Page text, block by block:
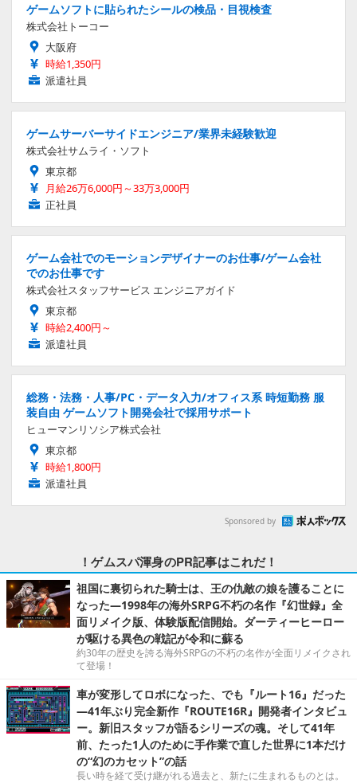
ゲームソフトに貼られたシールの検品・目視検査
株式会社トーコー
大阪府
時給1,350円
派遣社員
ゲームサーバーサイドエンジニア/業界未経験歓迎
株式会社サムライ・ソフト
東京都
月給26万6,000円～33万3,000円
正社員
ゲーム会社でのモーションデザイナーのお仕事/ゲーム会社
でのお仕事です
株式会社スタッフサービス エンジニアガイド
東京都
時給2,400円～
派遣社員
総務・法務・人事/PC・データ入力/オフィス系 時短勤務 服
装自由 ゲームソフト開発会社で採用サポート
ヒューマンリソシア株式会社
東京都
時給1,800円
派遣社員
Sponsored by
！ゲムスパ渾身のPR記事はこれだ！
祖国に裏切られた騎士は、王の仇敵の娘を護ることに
なった―1998年の海外SRPG不朽の名作『幻世録』全
面リメイク版、体験版配信開始。ダーティーヒーロー
が駆ける異色の戦記が令和に蘇る
約30年の歴史を誇る海外SRPGの不朽の名作が全面リメイクされ
て登場！
車が変形してロボになった、でも『ルート16』だった
―41年ぶり完全新作『ROUTE16R』開発者インタビュ
ー。新旧スタッフが語るシリーズの魂。そして41年
前、たった1人のために手作業で直した世界に1本だけ
の“幻のカセット”の話
長い時を経て受け継がれる過去と、新たに生まれるものとは。